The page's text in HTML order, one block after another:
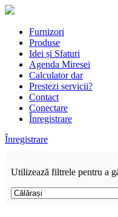
Furnizori
Produse
Idei și Sfaturi
Agenda Miresei
Calculator dar
Prestezi servicii?
Contact
Conectare
Înregistrare
Înregistrare
Utilizează filtrele pentru a